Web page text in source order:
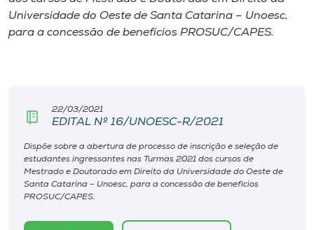
Cultura
Editora
Rádio
Museu
Universidade do Oeste de Santa Catarina – Unoesc,
para a concessão de benefícios PROSUC/CAPES.
22/03/2021
EDITAL Nº 16/UNOESC-R/2021
Dispõe sobre a abertura de processo de inscrição e seleção de
estudantes ingressantes nas Turmas 2021 dos cursos de
Mestrado e Doutorado em Direito da Universidade do Oeste de
Santa Catarina – Unoesc, para a concessão de benefícios
PROSUC/CAPES.